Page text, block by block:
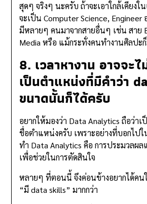
สุดๆ จริงๆ นะครับ ถ้าจะเอาใกล้เคียงใ
จะเป็น Computer Science,
มีหลายๆ คนมาจากสายอื่นๆ เช่น สาย
Media หรือ แม้กระทั่งคนทำงานศิลปะ
8. เวลาหางาน อาจจะ
เป็นตำแหน่งที่มีคำว่า
ขนาดนั้นก็ได้ครับ
อยากให้มองว่า Data Analytics ถือว่าเ
ชื่อตำแหน่งครับ เพราะอย่างที่บอกไปใ
ทำ Data Analytics คือ การประมวลผล
เพื่อช่วยในการตัดสินใจ
หลายๆ ที่ตอนนี้ จึงค่อนข้างอยากได้คน
“มี data skills” มากกว่า